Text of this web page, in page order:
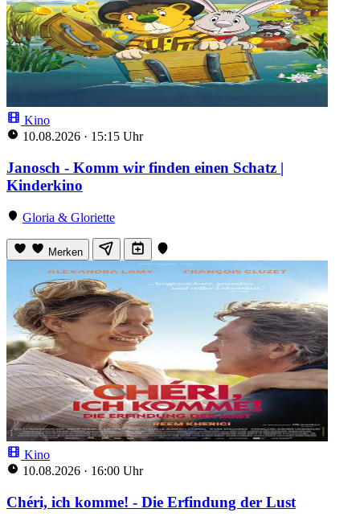
Kino
10.08.2026 · 15:15 Uhr
Janosch - Komm wir finden einen Schatz |
Kinderkino
Gloria & Gloriette
Merken
Kino
10.08.2026 · 16:00 Uhr
Chéri, ich komme! - Die Erfindung der Lust